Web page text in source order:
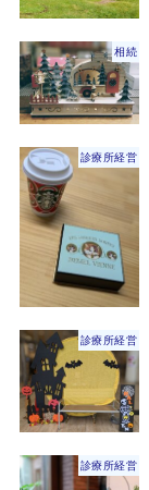
相続
診療所経営
診療所経営
診療所経営